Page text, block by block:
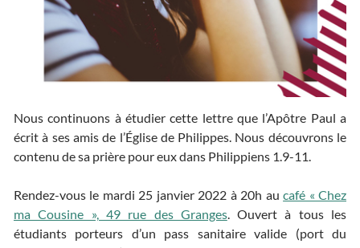
Nous continuons à étudier cette lettre que l’Apôtre Paul a
écrit à ses amis de l’Église de Philippes. Nous découvrons le
contenu de sa prière pour eux dans Philippiens 1.9-11.
Rendez-vous le mardi 25 janvier 2022 à 20h aucafé « Chez
ma Cousine », 49 rue des Granges. Ouvert à tous les
étudiants porteurs d’un pass sanitaire valide (port du